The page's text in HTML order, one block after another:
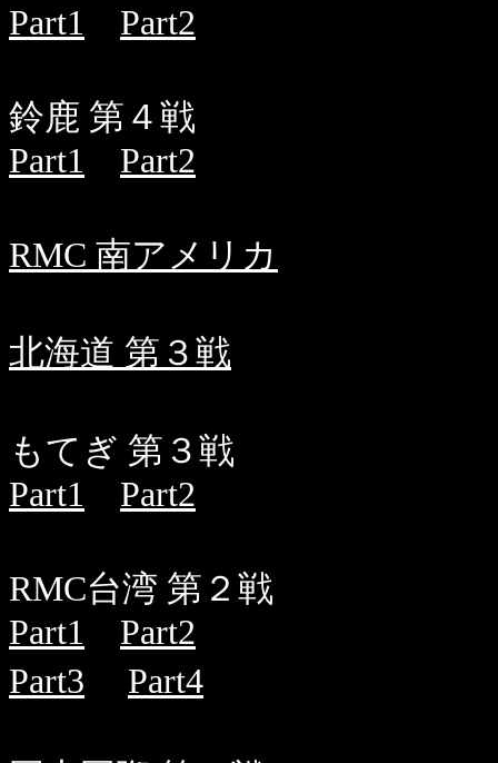
Part1
Part2
鈴鹿 第４戦
Part1
Part2
RMC 南アメリカ
北海道 第３戦
もてぎ 第３戦
Part1
Part2
RMC台湾 第２戦
Part1
Part2
Part3
Part4